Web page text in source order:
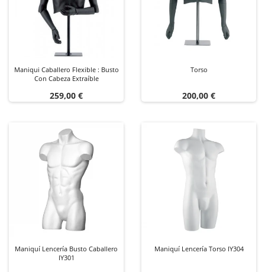
Maniqui Caballero Flexible : Busto
Con Cabeza Extraíble
Precio
259,00 €
Torso
Precio
200,00 €
Maniquí Lencería Busto Caballero
IY301
Maniquí Lencería Torso IY304